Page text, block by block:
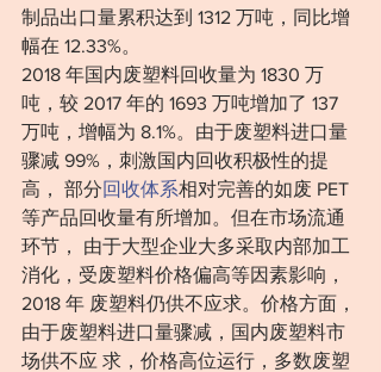
制品出口量累积达到 1312 万吨，同比增
幅在 12.33%。
2018 年国内废塑料回收量为 1830 万
吨，较 2017 年的 1693 万吨增加了 137
万吨，增幅为 8.1%。由于废塑料进口量
骤减 99%，刺激国内回收积极性的提
高， 部分回收体系相对完善的如废 PET
等产品回收量有所增加。但在市场流通
环节， 由于大型企业大多采取内部加工
消化，受废塑料价格偏高等因素影响，
2018 年 废塑料仍供不应求。价格方面，
由于废塑料进口量骤减，国内废塑料市
场供不应 求，价格高位运行，多数废塑